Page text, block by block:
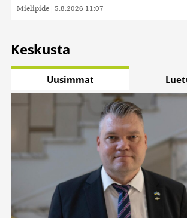
Mielipide | 5.8.2026 11:07
Keskusta
Uusimmat